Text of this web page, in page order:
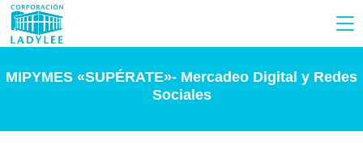
MIPYMES «SUPÉRATE»- Mercadeo Digital y Redes
Sociales